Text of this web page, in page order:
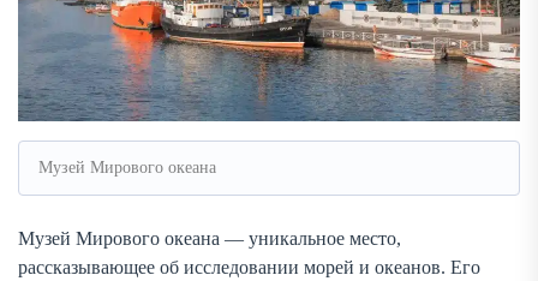
Музей Мирового океана
Музей Мирового океана — уникальное место,
рассказывающее об исследовании морей и океанов. Его